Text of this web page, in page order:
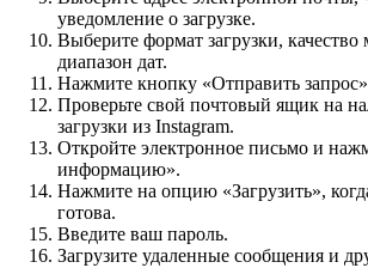
уведомление о загрузке.
Выберите формат загрузки, качество
диапазон дат.
Нажмите кнопку «Отправить
Проверьте свой почтовый ящик на
загрузки из Instagram.
Откройте электронное письмо и
информацию».
Нажмите на опцию «Загрузить»,
готова.
Введите ваш пароль.
Загрузите удаленные сообщения и